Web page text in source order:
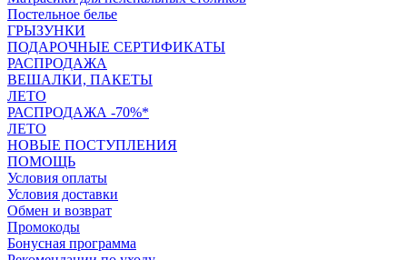
Постельное белье
ГРЫЗУНКИ
ПОДАРОЧНЫЕ СЕРТИФИКАТЫ
РАСПРОДАЖА
ВЕШАЛКИ, ПАКЕТЫ
ЛЕТО
РАСПРОДАЖА -70%*
ЛЕТО
НОВЫЕ ПОСТУПЛЕНИЯ
ПОМОЩЬ
Условия оплаты
Условия доставки
Обмен и возврат
Промокоды
Бонусная программа